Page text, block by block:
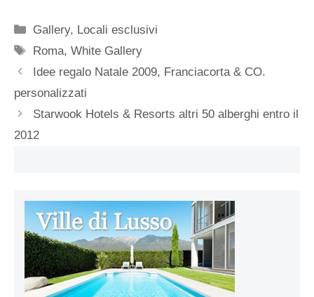
Categorie
Gallery, Locali esclusivi
Tag
Roma,White Gallery
Idee regalo Natale 2009, Franciacorta & CO.
personalizzati
Starwook Hotels & Resorts altri 50 alberghi entro il
2012